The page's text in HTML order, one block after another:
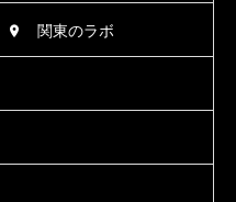
関東のラボ